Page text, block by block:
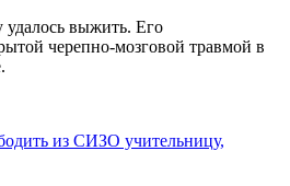
выжить. Его
черепно-мозговой травмой в
из СИЗО учительницу,